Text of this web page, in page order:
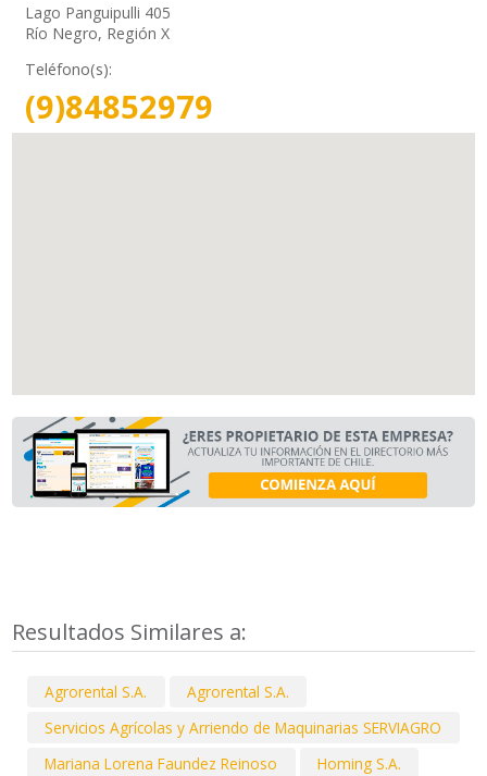
Lago Panguipulli 405
Río Negro, Región X
Teléfono(s):
(9)84852979
Resultados Similares a:
Agrorental S.A.
Agrorental S.A.
Servicios Agrícolas y Arriendo de Maquinarias SERVIAGRO
Mariana Lorena Faundez Reinoso
Homing S.A.